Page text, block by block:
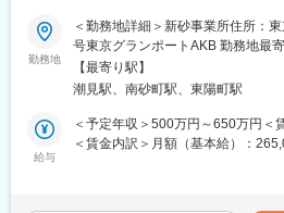
変更の範囲：会社の定める業務
【はじめに】
ニコングループの成長ドライバー
治療向けの細胞受託生産事業にて
製造された製品が有効性を発揮する
しているかの試験を実施します。
勤務地
＜勤務地詳細＞新砂事業所住所：
号東京グランポートAKB 勤務地最寄駅：JR京葉線／潮見駅受動喫
煙対策：屋内全面禁煙変更の範囲
【最寄り駅】
潮見駅、南砂町駅、東陽町駅
給与
＜予定年収＞500万円～650万円＜
＜賃金内訳＞月額（基本給）：